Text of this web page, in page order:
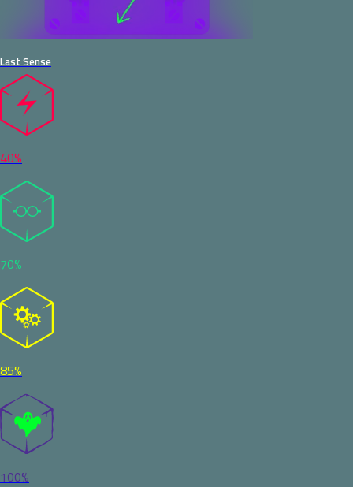
Last Sense
40%
70%
85%
100%